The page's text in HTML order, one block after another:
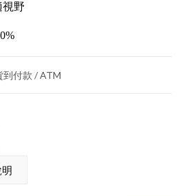
視野
到付款 / ATM